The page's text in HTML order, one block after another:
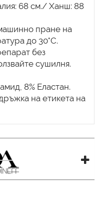
68 см./ Ханш: 88
пране на
до 30°C.
без
сушилня.
8% Еластан.
на етикета на